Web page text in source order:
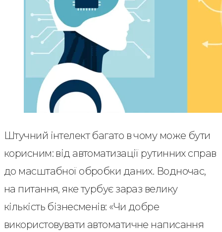
Штучний інтелект багато в чому може бути
корисним: від автоматизації рутинних справ
до масштабної обробки даних. Водночас,
на питання, яке турбує зараз велику
кількість бізнесменів: «Чи добре
використовувати автоматичне написання